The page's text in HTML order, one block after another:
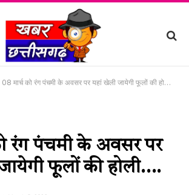
08 मार्च को रंग पंचमी के अवसर पर यहां खेली जायेगी फूलों की होली….
रंग पंचमी के अवसर पर
फूलों की होली….